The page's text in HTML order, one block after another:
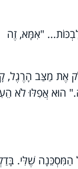
"אִמָּא, זֶה
אֶת מַצַּב הָרֶגֶל,
הוּא אֲפִלּוּ לֹא
הַמִּסְכֵּנָה שֶׁלִּי.